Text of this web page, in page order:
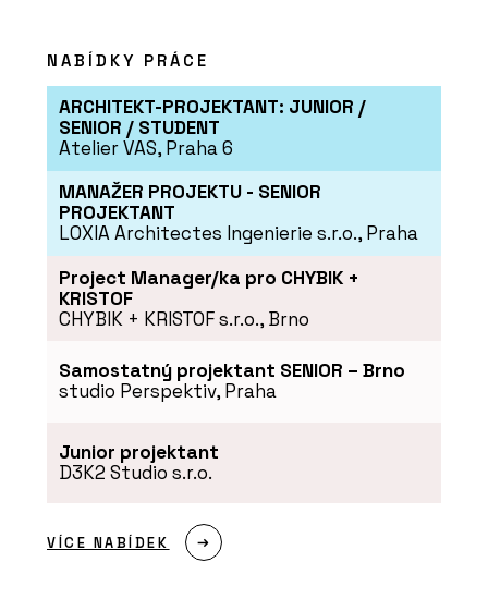
NABÍDKY PRÁCE
ARCHITEKT-PROJEKTANT: JUNIOR /
SENIOR / STUDENT
Atelier VAS, Praha 6
MANAŽER PROJEKTU - SENIOR
PROJEKTANT
LOXIA Architectes Ingenierie s.r.o., Praha
Project Manager/ka pro CHYBIK +
KRISTOF
CHYBIK + KRISTOF s.r.o., Brno
Samostatný projektant SENIOR – Brno
studio Perspektiv, Praha
Junior projektant
D3K2 Studio s.r.o.
VÍCE NABÍDEK